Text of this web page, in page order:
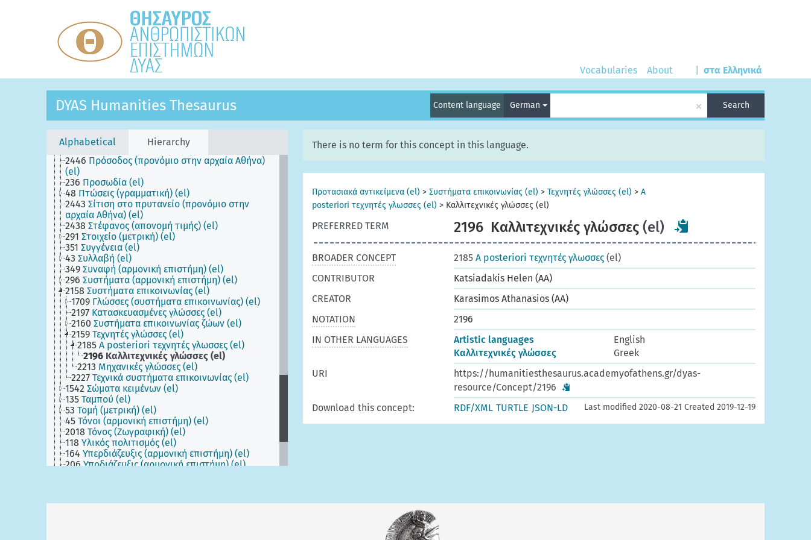
στα Ελληνικά
Vocabularies About
DYAS Humanities Thesaurus Content language German × Search
Alphabetical Hierarchy
Οριενταλισμός (el)
260 Παραμύθια (el)
350 Παροιμίες (el)
240 Πληροφοριακά αντικείμενα (el)
692 Πνευματοληψία (el)
2084 Πολιτεία (απονομή τιμής) (el)
Πολυγαμία (el)
2444 Προεδρία (προνόμιο στην αρχαία Αθήνα)
2487 Προεισφοραί (Αρχαία Ελλάδα) (el)
2495 Προμαντείαι (el)
2083
Προξενία (απονομή τιμής) (el)
2446 Πρόσοδος (προνόμιο στην αρχαία Αθήνα)
(el)
236 Προσωδία (el)
48 Πτώσεις (γραμματική) (el)
2443 Σίτιση στο πρυτανείο (προνόμιο στην
αρχαία Αθήνα) (el)
2438 Στέφανος (απονομή τιμής) (el)
291 Στοιχείο (μετρική) (el)
351 Συγγένεια (el)
43 Συλλαβή (el)
349 Συναφή (αρμονική επιστήμη) (el)
296 Συστήματα (αρμονική επιστήμη) (el)
2158 Συστήματα επικοινωνίας (el)
1709 Γλώσσες (συστήματα επικοινωνίας) (el)
2197 Κατασκευασμένες γλώσσες (el)
2160 Συστήματα επικοινωνίας ζώων (el)
2159 Τεχνητές γλώσσες (el)
2185 A posteriori τεχνητές γλωσσες (el)
2196 Καλλιτεχνικές γλώσσες (el)
2213 Μηχανικές γλώσσες (el)
2227 Τεχνικά συστήματα επικοινωνίας (el)
1542 Σώματα κειμένων (el)
135 Ταμπού (el)
53 Τομή (μετρική) (el)
45 Τόνοι (αρμονική επιστήμη) (el)
2018 Τόνος (Ζωγραφική) (el)
118 Υλικός πολιτισμός (el)
164 Υπερδιάζευξις (αρμονική επιστήμη) (el)
206 Υποδιάζευξις (αρμονική επιστήμη) (el)
There is no term for this concept in this language.
Προτασιακά αντικείμενα (el) > Συστήματα επικοινωνίας (el) > Τεχνητές γλώσσες (el) > A
posteriori τεχνητές γλωσσες (el) > Καλλιτεχνικές γλώσσες (el)
PREFERRED TERM 2196 Καλλιτεχνικές γλώσσες (el)
BROADER CONCEPT 2185 A posteriori τεχνητές γλωσσες (el)
CONTRIBUTOR
Katsiadakis Helen (AA)
CREATOR
Karasimos Athanasios (AA)
NOTATION
2196
IN OTHER LANGUAGES
Artistic languages
English
Καλλιτεχνικές γλώσσες
Greek
URI
https://humanitiesthesaurus.academyofathens.gr/dyas-
resource/Concept/2196
Download this concept:
RDF/XML TURTLE JSON-LD Last modified 2020-08-21 Created 2019-12-19